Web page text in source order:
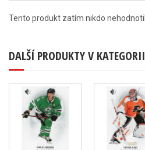
Tento produkt zatím nikdo nehodnotil.
DALŠÍ PRODUKTY V KATEGORII